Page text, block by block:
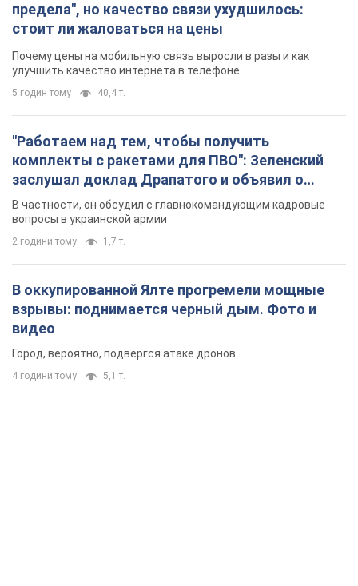
предела", но качество связи ухудшилось:
стоит ли жаловаться на цены
Почему цены на мобильную связь выросли в разы и как
улучшить качество интернета в телефоне
5 годин тому 40,4 т.
"Работаем над тем, чтобы получить
комплекты с ракетами для ПВО": Зеленский
заслушал доклад Драпатого и объявил о
новых мерах
В частности, он обсудил с главнокомандующим кадровые
вопросы в украинской армии
2 години тому 1,7 т.
В оккупированной Ялте прогремели мощные
взрывы: поднимается черный дым. Фото и
видео
Город, вероятно, подвергся атаке дронов
4 години тому 5,1 т.